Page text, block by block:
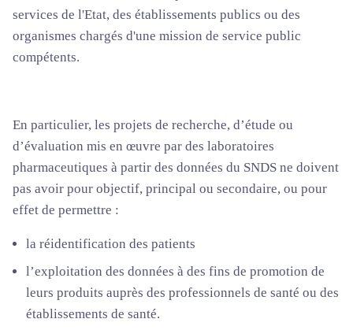
services de l'Etat, des établissements publics ou des
organismes chargés d'une mission de service public
compétents.
En particulier, les projets de recherche, d’étude ou
d’évaluation mis en œuvre par des laboratoires
pharmaceutiques à partir des données du SNDS ne doivent
pas avoir pour objectif, principal ou secondaire, ou pour
effet de permettre :
la réidentification des patients
l’exploitation des données à des fins de promotion de
leurs produits auprès des professionnels de santé ou des
établissements de santé.